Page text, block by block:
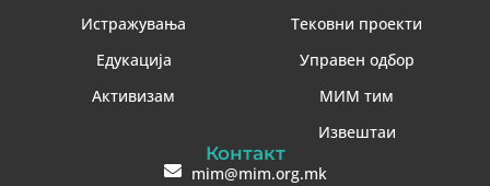
Истражувања
Едукација
Активизам
Тековни проекти
Управен одбор
МИМ тим
Извештаи
Контакт
mim@mim.org.mk